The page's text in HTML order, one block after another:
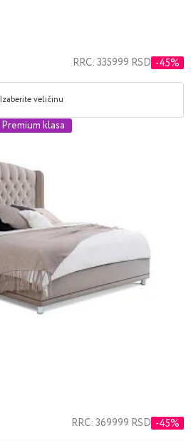
RRC: 335999 RSD -45%
Izaberite veličinu
Premium klasa
RRC: 369999 RSD -45%